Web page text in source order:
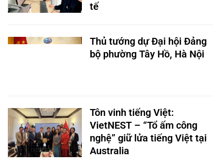
tế
Thủ tướng dự Đại hội Đảng
bộ phường Tây Hồ, Hà Nội
Tôn vinh tiếng Việt:
VietNEST – “Tổ ấm công
nghệ” giữ lửa tiếng Việt tại
Australia